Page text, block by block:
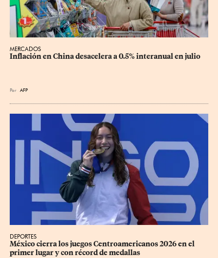
MERCADOS
Inflación en China desacelera a 0.5% interanual en julio
Por AFP
DEPORTES
México cierra los juegos Centroamericanos 2026 en el
primer lugar y con récord de medallas